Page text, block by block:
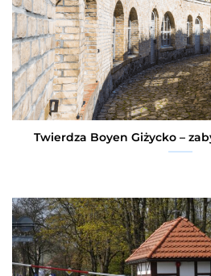
Twierdza Boyen Giżycko –